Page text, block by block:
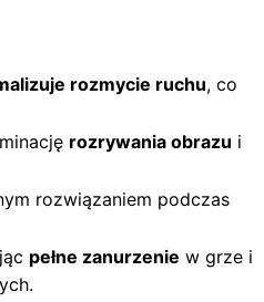
rozmycie ruchu, co
rozrywania obrazu i
rozwiązaniem podczas
pełne zanurzenie w grze i